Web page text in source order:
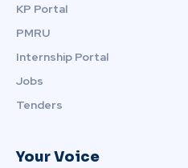
KP Portal
PMRU
Internship Portal
Jobs
Tenders
Your Voice